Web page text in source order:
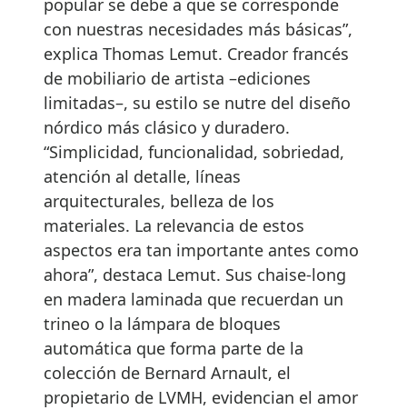
popular se debe a que se corresponde
con nuestras necesidades más básicas”,
explica Thomas Lemut. Creador francés
de mobiliario de artista –ediciones
limitadas–, su estilo se nutre del diseño
nórdico más clásico y duradero.
“Simplicidad, funcionalidad, sobriedad,
atención al detalle, líneas
arquitecturales, belleza de los
materiales. La relevancia de estos
aspectos era tan importante antes como
ahora”, destaca Lemut. Sus chaise-long
en madera laminada que recuerdan un
trineo o la lámpara de bloques
automática que forma parte de la
colección de Bernard Arnault, el
propietario de LVMH, evidencian el amor